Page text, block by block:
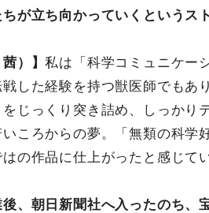
が立ち向かっていくというス
茜）】私は「科学コミュニケー
した経験を持つ獣医師でもあ
じっくり突き詰め、しっかり
ころからの夢。「無類の科学
の作品に仕上がったと感じて
、朝日新聞社へ入ったのち、